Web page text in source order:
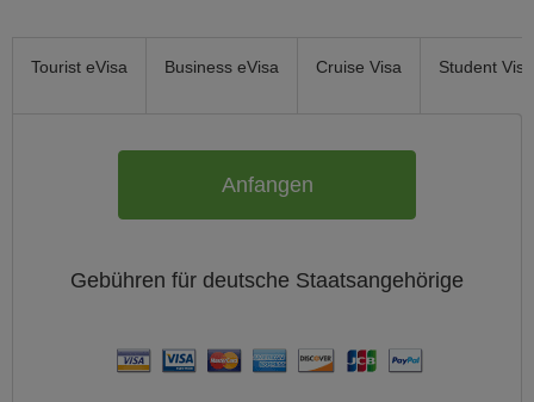
Tourist eVisa Business eVisa Cruise Visa Student Visa
Anfangen
Gebühren für deutsche Staatsangehörige